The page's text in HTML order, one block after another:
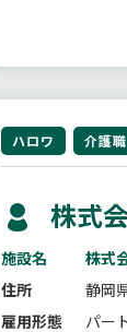
ハロワ 介護職
株式
施設名
株式
住所
静岡
雇用形態
パー